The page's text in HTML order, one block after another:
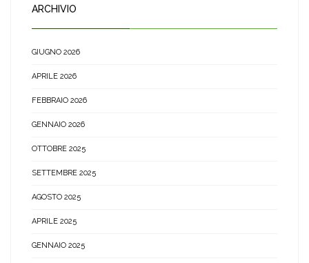
ARCHIVIO
GIUGNO 2026
APRILE 2026
FEBBRAIO 2026
GENNAIO 2026
OTTOBRE 2025
SETTEMBRE 2025
AGOSTO 2025
APRILE 2025
GENNAIO 2025